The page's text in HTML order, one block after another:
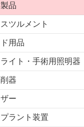
品
ツルメント
用品
イト・手術用照明器
器
ー
ラント装置